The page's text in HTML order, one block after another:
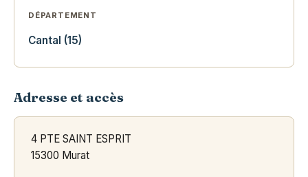
DÉPARTEMENT
Cantal (15)
Adresse et accès
4 PTE SAINT ESPRIT
15300 Murat